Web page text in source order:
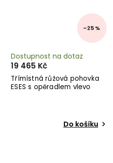
–25 %
Třímístná růžová pohovka
ESES s opěradlem vlevo
Dostupnost na dotaz
19 465 Kč
Do košíku